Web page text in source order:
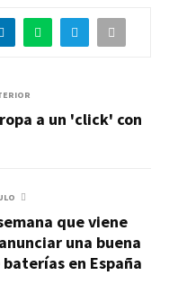
a un 'click' con
que viene
una buena
en España